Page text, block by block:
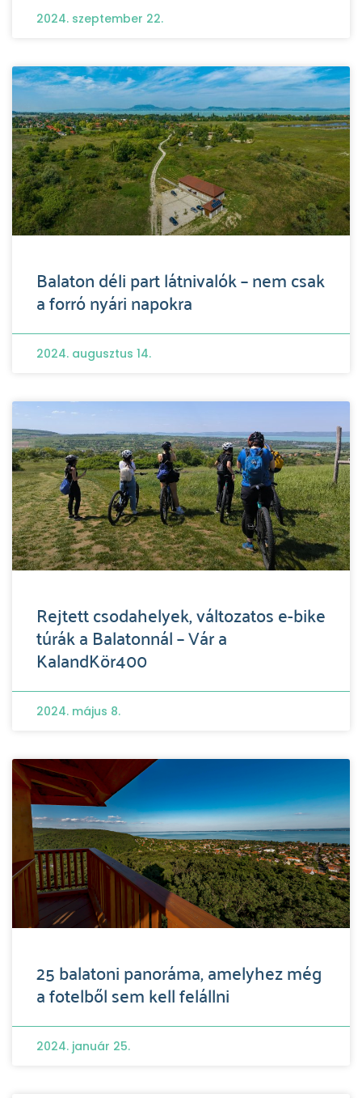
2024. szeptember 22.
Balaton déli part látnivalók – nem csak
a forró nyári napokra
2024. augusztus 14.
Rejtett csodahelyek, változatos e-bike
túrák a Balatonnál – Vár a
KalandKör400
2024. május 8.
25 balatoni panoráma, amelyhez még
a fotelből sem kell felállni
2024. január 25.